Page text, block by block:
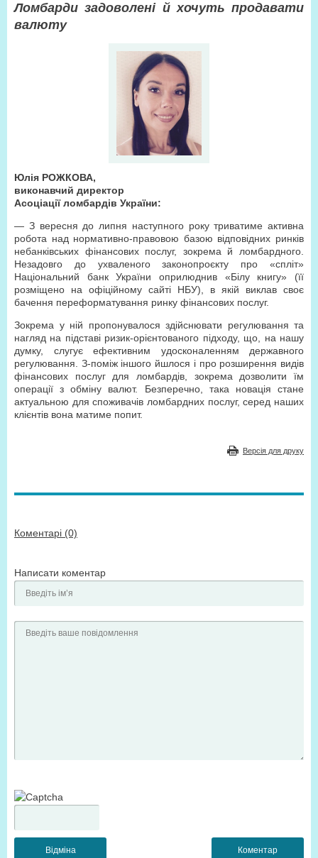
Ломбарди задоволені й хочуть продавати
валюту
Юлія РОЖКОВА,
виконавчий директор
Асоціації ломбардів України:
— З вересня до липня наступного року триватиме активна
робота над нормативно-правовою базою відповідних ринків
небанківських фінансових послуг, зокрема й ломбардного.
Незадовго до ухваленого законопроєкту про «спліт»
Національний банк України оприлюднив «Білу книгу» (її
розміщено на офіційному сайті НБУ), в якій виклав своє
бачення переформатування ринку фінансових послуг.
Зокрема у ній пропонувалося здійснювати регулювання та
нагляд на підставі ризик-орієнтованого підходу, що, на нашу
думку, слугує ефективним удосконаленням державного
регулювання. З-поміж іншого йшлося і про розширення видів
фінансових послуг для ломбардів, зокрема дозволити їм
операції з обміну валют. Безперечно, така новація стане
актуальною для споживачів ломбардних послуг, серед наших
клієнтів вона матиме попит.
Версія для друку
Коментарі (0)
Написати коментар